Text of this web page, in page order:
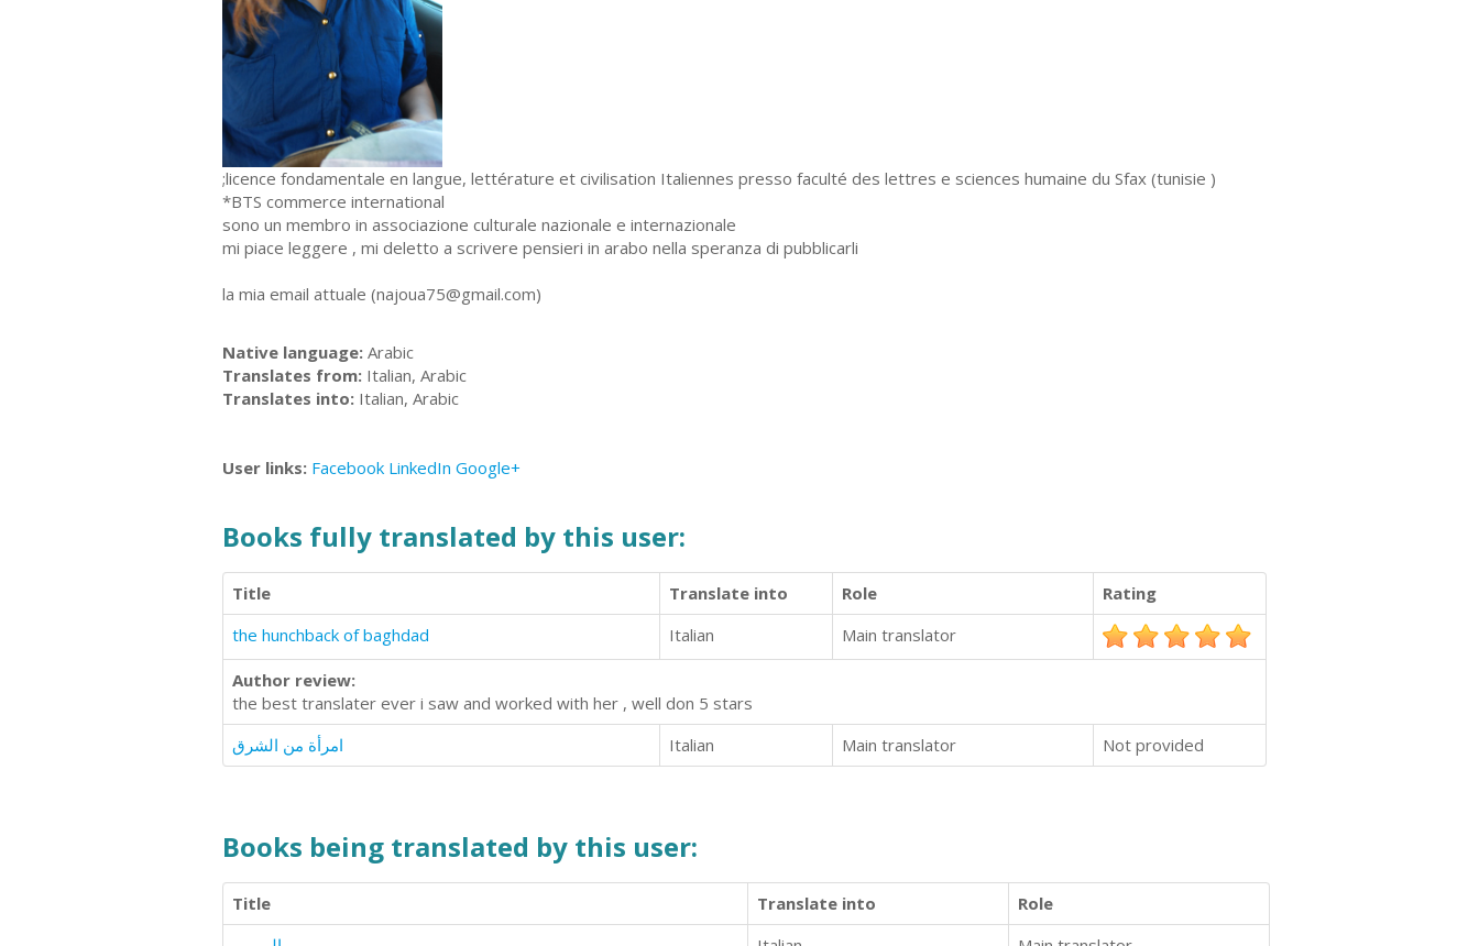
;licence fondamentale en langue, lettérature et civilisation Italiennes presso faculté des lettres e sciences humaine du Sfax (tunisie )
*BTS commerce international
sono un membro in associazione culturale nazionale e internazionale
mi piace leggere , mi deletto a scrivere pensieri in arabo nella speranza di pubblicarli
la mia email attuale (najoua75@gmail.com)
Native language: Arabic
Translates from: Italian, Arabic
Translates into: Italian, Arabic
User links: Facebook LinkedIn Google+
Books fully translated by this user:
Title Translate into Role
Rating
the hunchback of baghdad
Italian Main translator
Author review:
the best translater ever i saw and worked with her , well don 5 stars
امرأة من الشرق
Italian Main translator Not provided
Books being translated by this user:
Title Translate into
Role